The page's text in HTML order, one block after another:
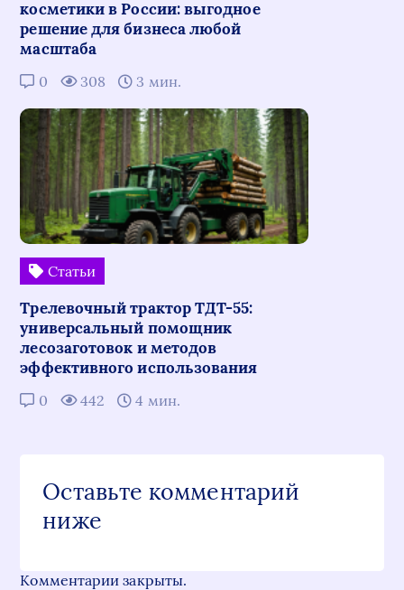
косметики в России: выгодное
решение для бизнеса любой
масштаба
0 308 3 мин.
Статьи
Трелевочный трактор ТДТ-55:
универсальный помощник
лесозаготовок и методов
эффективного использования
0 442 4 мин.
Оставьте комментарий
ниже
Комментарии закрыты.